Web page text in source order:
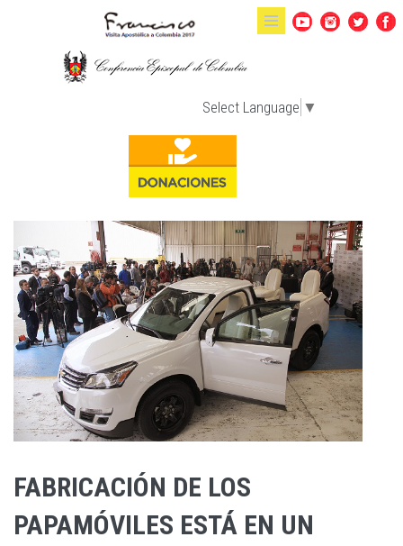
Pasar al contenido principal
Select Language ▼
FABRICACIÓN DE LOS
PAPAMÓVILES ESTÁ EN UN